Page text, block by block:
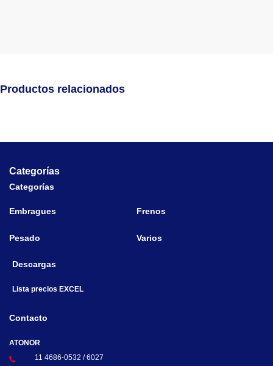
Productos relacionados
Categorías
Categorías
Embragues Frenos
Pesado Varios
Descargas
Lista precios EXCEL
Contacto
ATONOR
11 4686-0532 / 6027